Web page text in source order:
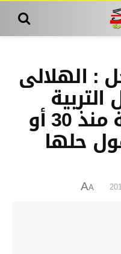
: الهلالى
والتعليم متراكمة منذ 30 أو
حلها
A
A